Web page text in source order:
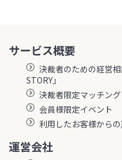
サービス概要
決裁者のための経営
STORY」
決裁者限定マッチング
会員様限定イベント
利用したお客様から
運営会社